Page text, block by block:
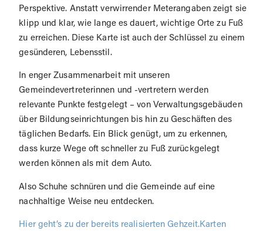
Perspektive. Anstatt verwirrender Meterangaben zeigt sie
klipp und klar, wie lange es dauert, wichtige Orte zu Fuß
zu erreichen. Diese Karte ist auch der Schlüssel zu einem
gesünderen, Lebensstil.
In enger Zusammenarbeit mit unseren
Gemeindevertreterinnen und -vertretern werden
relevante Punkte festgelegt – von Verwaltungsgebäuden
über Bildungseinrichtungen bis hin zu Geschäften des
täglichen Bedarfs. Ein Blick genügt, um zu erkennen,
dass kurze Wege oft schneller zu Fuß zurückgelegt
werden können als mit dem Auto.
Also Schuhe schnüren und die Gemeinde auf eine
nachhaltige Weise neu entdecken.
Hier geht’s zu der bereits realisierten Gehzeit.Karten